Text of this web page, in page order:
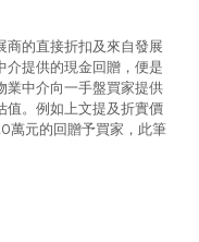
商的直接折扣及來自發展
介提供的現金回贈，便是
業中介向一手盤買家提供
值。例如上文提及折實價
萬元的回贈予買家，此筆